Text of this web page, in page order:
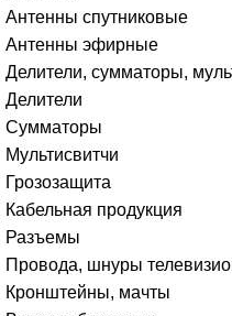
Антенны спутниковые
Антенны эфирные
Делители, сумматоры,
Делители
Сумматоры
Мультисвитчи
Грозозащита
Кабельная продукция
Разъемы
Провода, шнуры
Кронштейны, мачты